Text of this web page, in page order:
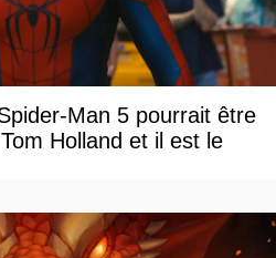
Man 5 pourrait être
Holland et il est le